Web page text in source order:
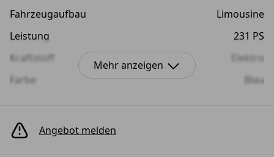
Fahrzeugaufbau
Limousine
Leistung
231 PS
Kraftstoff
Elektro
Farbe
Blau
Anzahl der Sitze
Mehr anzeigen
Angebot melden